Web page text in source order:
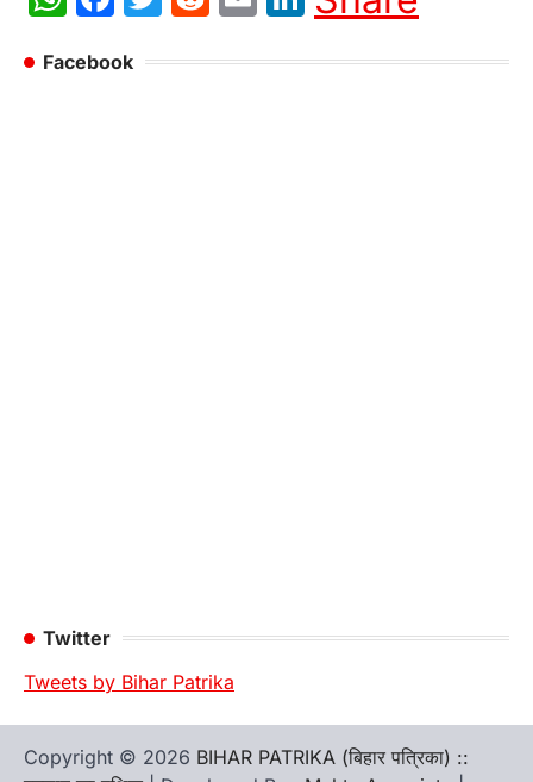
Facebook
Twitter
Tweets by Bihar Patrika
Copyright © 2026 BIHAR PATRIKA (बिहार पत्रिका) ::